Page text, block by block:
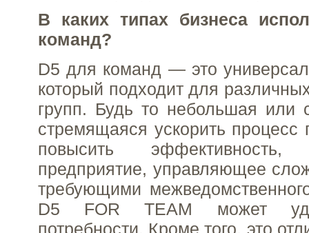
В каких типах бизнеса
команд?
D5 для команд — это
который подходит для
групп. Будь то небольшая или
стремящаяся ускорить процесс
повысить
предприятие, управляющее
требующими
D5 FOR TEAM может
потребности. Кроме того, это